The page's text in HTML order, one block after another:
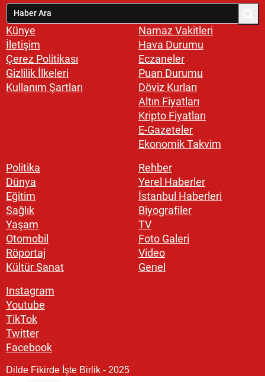
Künye
İletişim
Çerez Politikası
Gizlilik İlkeleri
Kullanım Şartları
Namaz Vakitleri
Hava Durumu
Eczaneler
Puan Durumu
Döviz Kurları
Altın Fiyatları
Kripto Fiyatları
E-Gazeteler
Ekonomik Takvim
Politika
Dünya
Eğitim
Sağlık
Yaşam
Otomobil
Röportaj
Kültür Sanat
Rehber
Yerel Haberler
İstanbul Haberleri
Biyografiler
TV
Foto Galeri
Video
Genel
Instagram
Youtube
TikTok
Twitter
Facebook
Dilde Fikirde İşte Birlik - 2025